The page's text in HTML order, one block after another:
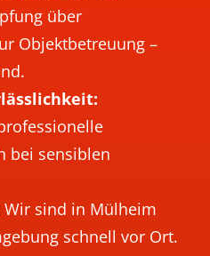
über
Objektbetreuung –
bei sensiblen
Wir sind in Mülheim
schnell vor Ort.